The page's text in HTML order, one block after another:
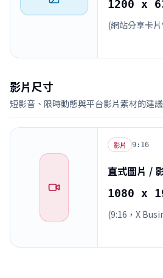
1200 x
(網站分享卡
影片尺寸
短影音、限時動態與平台影片素材的建議
影片 9:16
直式圖片 /
1080 x
(9:16，X